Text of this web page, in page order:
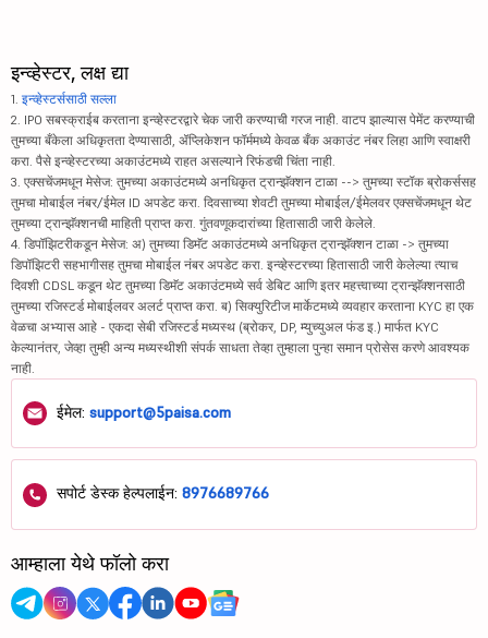
इन्व्हेस्टर, लक्ष द्या
1. इन्व्हेस्टर्ससाठी सल्ला
2. IPO सबस्क्राईब करताना इन्व्हेस्टरद्वारे चेक जारी करण्याची गरज नाही. वाटप झाल्यास पेमेंट करण्याची
तुमच्या बँकेला अधिकृतता देण्यासाठी, ॲप्लिकेशन फॉर्ममध्ये केवळ बँक अकाउंट नंबर लिहा आणि स्वाक्षरी
करा. पैसे इन्व्हेस्टरच्या अकाउंटमध्ये राहत असल्याने रिफंडची चिंता नाही.
3. एक्सचेंजमधून मेसेज: तुमच्या अकाउंटमध्ये अनधिकृत ट्रान्झॅक्शन टाळा --> तुमच्या स्टॉक ब्रोकर्ससह
तुमचा मोबाईल नंबर/ईमेल ID अपडेट करा. दिवसाच्या शेवटी तुमच्या मोबाईल/ईमेलवर एक्सचेंजमधून थेट
तुमच्या ट्रान्झॅक्शनची माहिती प्राप्त करा. गुंतवणूकदारांच्या हितासाठी जारी केलेले.
4. डिपॉझिटरीकडून मेसेज: अ) तुमच्या डिमॅट अकाउंटमध्ये अनधिकृत ट्रान्झॅक्शन टाळा -> तुमच्या
डिपॉझिटरी सहभागीसह तुमचा मोबाईल नंबर अपडेट करा. इन्व्हेस्टरच्या हितासाठी जारी केलेल्या त्याच
दिवशी CDSL कडून थेट तुमच्या डिमॅट अकाउंटमध्ये सर्व डेबिट आणि इतर महत्त्वाच्या ट्रान्झॅक्शनसाठी
तुमच्या रजिस्टर्ड मोबाईलवर अलर्ट प्राप्त करा. ब) सिक्युरिटीज मार्केटमध्ये व्यवहार करताना KYC हा एक
वेळचा अभ्यास आहे - एकदा सेबी रजिस्टर्ड मध्यस्थ (ब्रोकर, DP, म्युच्युअल फंड इ.) मार्फत KYC
केल्यानंतर, जेव्हा तुम्ही अन्य मध्यस्थीशी संपर्क साधता तेव्हा तुम्हाला पुन्हा समान प्रोसेस करणे आवश्यक
नाही.
ईमेल: support@5paisa.com
सपोर्ट डेस्क हेल्पलाईन: 8976689766
आम्हाला येथे फॉलो करा